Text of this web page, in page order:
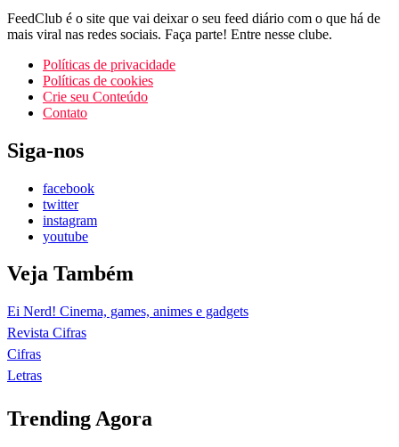
FeedClub é o site que vai deixar o seu feed diário com o que há de
mais viral nas redes sociais. Faça parte! Entre nesse clube.
Políticas de privacidade
Políticas de cookies
Crie seu Conteúdo
Contato
Siga-nos
facebook
twitter
instagram
youtube
Veja Também
Ei Nerd! Cinema, games, animes e gadgets
Revista Cifras
Cifras
Letras
Trending Agora